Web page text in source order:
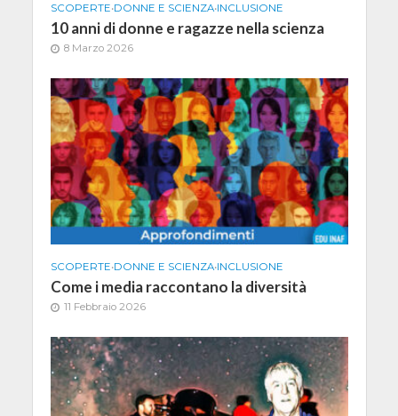
SCOPERTE•DONNE E SCIENZA•INCLUSIONE
10 anni di donne e ragazze nella scienza
8 Marzo 2026
SCOPERTE•DONNE E SCIENZA•INCLUSIONE
Come i media raccontano la diversità
11 Febbraio 2026